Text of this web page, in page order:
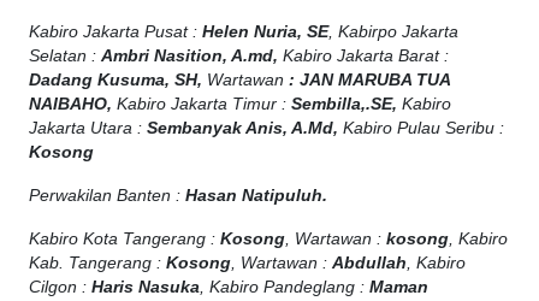
Kabiro Jakarta Pusat : Helen Nuria, SE, Kabirpo Jakarta
Selatan : Ambri Nasition, A.md, Kabiro Jakarta Barat :
Dadang Kusuma, SH, Wartawan : JAN MARUBA TUA
NAIBAHO, Kabiro Jakarta Timur : Sembilla,.SE, Kabiro
Jakarta Utara : Sembanyak Anis, A.Md, Kabiro Pulau Seribu :
Kosong
Perwakilan Banten : Hasan Natipuluh.
Kabiro Kota Tangerang : Kosong, Wartawan : kosong, Kabiro
Kab. Tangerang : Kosong, Wartawan : Abdullah, Kabiro
Cilgon : Haris Nasuka, Kabiro Pandeglang : Maman